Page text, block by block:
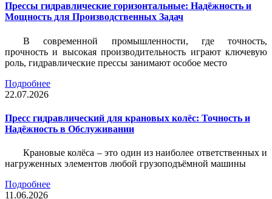
Прессы гидравлические горизонтальные: Надёжность и
Мощность для Производственных Задач
В современной промышленности, где точность,
прочность и высокая производительность играют ключевую
роль, гидравлические прессы занимают особое место
Подробнее
22.07.2026
Пресс гидравлический для крановых колёс: Точность и
Надёжность в Обслуживании
Крановые колёса – это один из наиболее ответственных и
нагруженных элементов любой грузоподъёмной машины
Подробнее
11.06.2026